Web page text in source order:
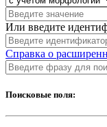
Или введите
Справка о
Поисковые поля: